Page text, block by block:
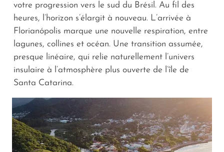
votre progression vers le sud du Brésil. Au fil des
heures, l’horizon s’élargit à nouveau. L’arrivée à
Florianópolis marque une nouvelle respiration, entre
lagunes, collines et océan. Une transition assumée,
presque linéaire, qui relie naturellement l’univers
insulaire à l’atmosphère plus ouverte de l’île de
Santa Catarina.